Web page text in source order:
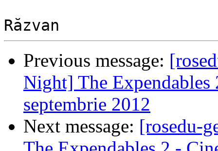
Previous message:
Night] The
septembrie 2012
Next message: [rosedu-